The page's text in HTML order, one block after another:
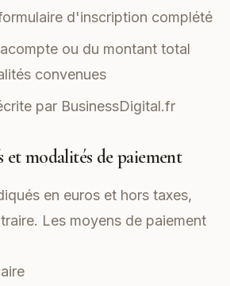
d'inscription complété
ou du montant total
convenues
par BusinessDigital.fr
modalités de paiement
en euros et hors taxes,
Les moyens de paiement